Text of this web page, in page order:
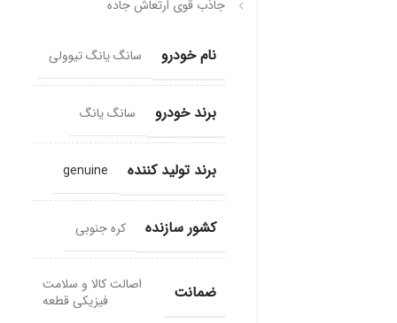
جاذب قوی ارتعاش جاده
نام خودرو سانگ یانگ تیوولی
برند خودرو سانگ یانگ
برند تولید کننده genuine
کشور سازنده کره جنوبی
ضمانت
اصالت کالا و سلامت
فیزیکی قطعه